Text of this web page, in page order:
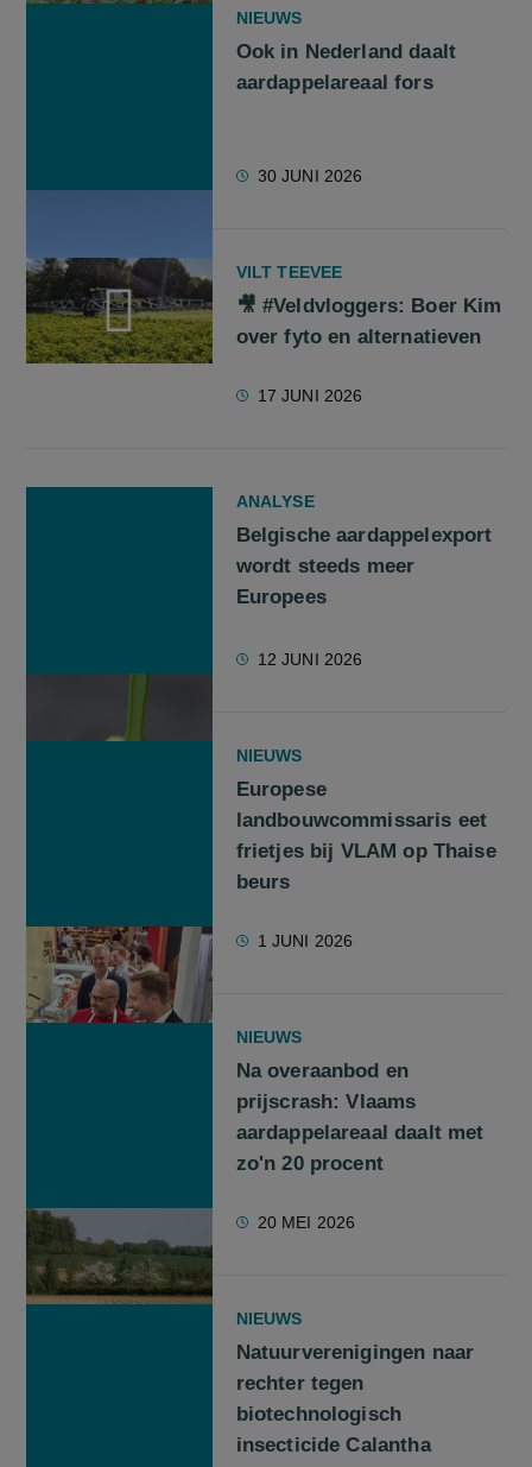
NIEUWS
Ook in Nederland daalt
aardappelareaal fors
30 JUNI 2026
VILT TEEVEE
🎥 #Veldvloggers: Boer Kim
over fyto en alternatieven
17 JUNI 2026
ANALYSE
Belgische aardappelexport
wordt steeds meer
Europees
12 JUNI 2026
NIEUWS
Europese
landbouwcommissaris eet
frietjes bij VLAM op Thaise
beurs
1 JUNI 2026
NIEUWS
Na overaanbod en
prijscrash: Vlaams
aardappelareaal daalt met
zo'n 20 procent
20 MEI 2026
NIEUWS
Natuurverenigingen naar
rechter tegen
biotechnologisch
insecticide Calantha